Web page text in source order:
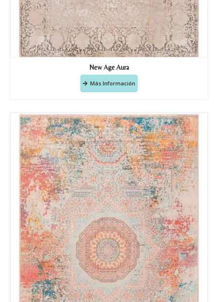
New Age Aura
Más Información
Correo electronico*
Tu mensaje.
Nombre y Referencia del producto*
Acuerdo RGPD*
Doy mi consentimiento para que
esta web almacene la
información que envío para que
puedan responder a mi petición.
Recibir mi oferta